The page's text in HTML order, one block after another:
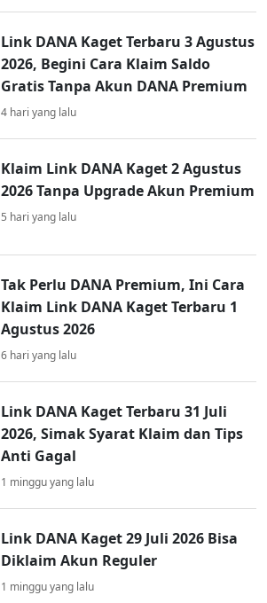
Link DANA Kaget Terbaru 3 Agustus
2026, Begini Cara Klaim Saldo
Gratis Tanpa Akun DANA Premium
4 hari yang lalu
Klaim Link DANA Kaget 2 Agustus
2026 Tanpa Upgrade Akun Premium
5 hari yang lalu
Tak Perlu DANA Premium, Ini Cara
Klaim Link DANA Kaget Terbaru 1
Agustus 2026
6 hari yang lalu
Link DANA Kaget Terbaru 31 Juli
2026, Simak Syarat Klaim dan Tips
Anti Gagal
1 minggu yang lalu
Link DANA Kaget 29 Juli 2026 Bisa
Diklaim Akun Reguler
1 minggu yang lalu